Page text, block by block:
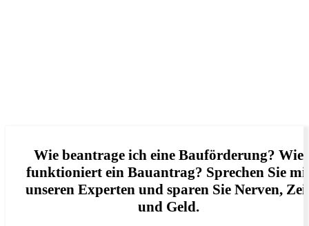
Wie beantrage ich eine Bauförderung? Wie
funktioniert ein Bauantrag? Sprechen Sie
unseren Experten und sparen Sie Nerven,
und Geld.